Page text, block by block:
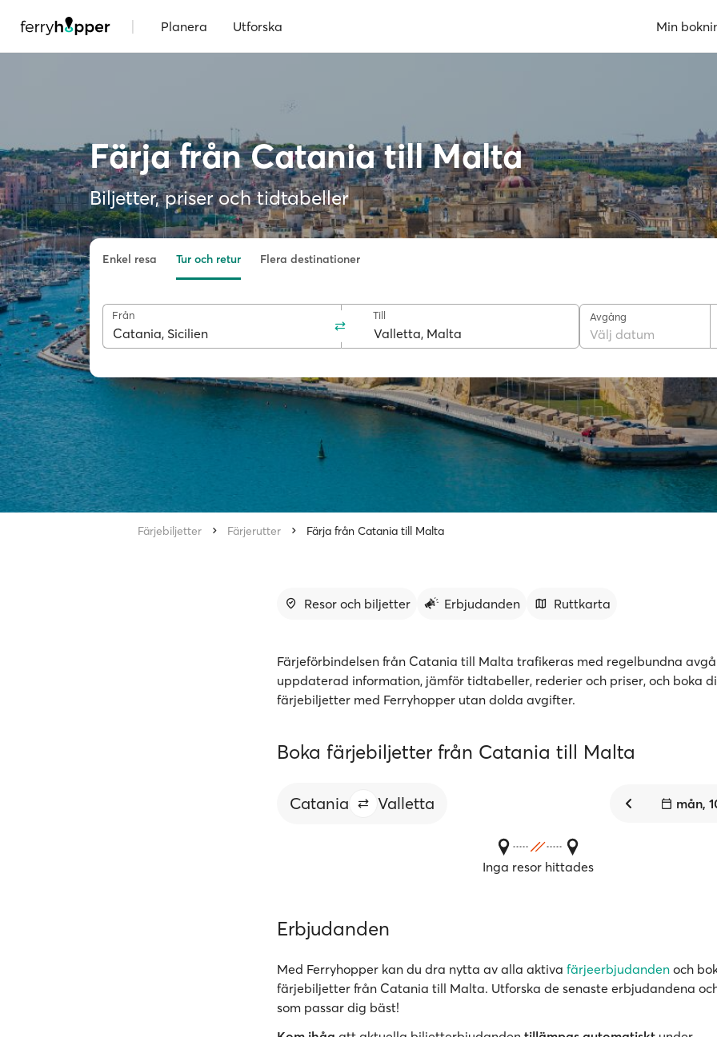
| Planera Utforska Min
Färja från Catania till Malta
Biljetter, priser och tidtabeller
Enkel resa Tur och retur Flera destinationer
Från Till Avgång
Välj datum
Färjebiljetter Färjerutter Färja från Catania till Malta
Resor och biljetter Erbjudanden Ruttkarta
Färjeförbindelsen från Catania till Malta trafikeras med regelbundna
uppdaterad information, jämför tidtabeller, rederier och priser, och boka
färjebiljetter med Ferryhopper utan dolda avgifter.
Boka färjebiljetter från Catania till Malta
Catania Valletta mån,
Inga resor hittades
Erbjudanden
Med Ferryhopper kan du dra nytta av alla aktiva färjeerbjudanden och
färjebiljetter från Catania till Malta. Utforska de senaste erbjudandena
som passar dig bäst!